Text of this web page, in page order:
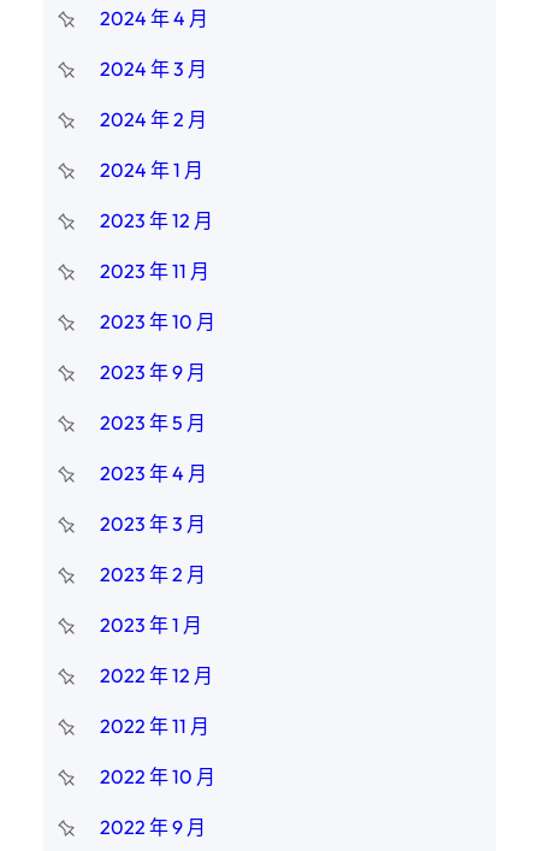
2024 年 4 月
2024 年 3 月
2024 年 2 月
2024 年 1 月
2023 年 12 月
2023 年 11 月
2023 年 10 月
2023 年 9 月
2023 年 5 月
2023 年 4 月
2023 年 3 月
2023 年 2 月
2023 年 1 月
2022 年 12 月
2022 年 11 月
2022 年 10 月
2022 年 9 月